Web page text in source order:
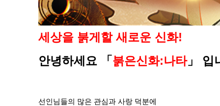
세상을 붉게할 새로운 신화!
안녕하세요
「붉은신화:나타」 입
선인님들의 많은 관심과 사랑 덕분에